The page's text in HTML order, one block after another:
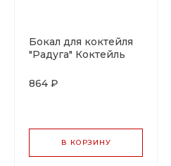
Бокал для коктейля
"Радуга" Коктейль
Barware
864 ₽
В КОРЗИНУ